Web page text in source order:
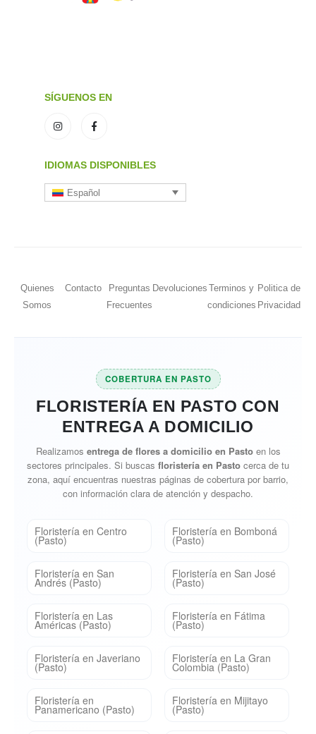
SÍGUENOS EN
IDIOMAS DISPONIBLES
Español
Quienes
Somos
Contacto
Preguntas
Frecuentes
Devoluciones Terminos y
condiciones
Politica de
Privacidad
COBERTURA EN PASTO
FLORISTERÍA EN PASTO CON
ENTREGA A DOMICILIO
Realizamos entrega de flores a domicilio en Pastoen los
sectores principales. Si buscas floristería en Pasto cerca de tu
zona, aquí encuentras nuestras páginas de cobertura por barrio,
con información clara de atención y despacho.
Floristería en Centro
(Pasto)
Floristería en Bomboná
(Pasto)
Floristería en San
Andrés (Pasto)
Floristería en San José
(Pasto)
Floristería en Las
Américas (Pasto)
Floristería en Fátima
(Pasto)
Floristería en Javeriano
(Pasto)
Floristería en La Gran
Colombia (Pasto)
Floristería en
Panamericano (Pasto)
Floristería en Mijitayo
(Pasto)